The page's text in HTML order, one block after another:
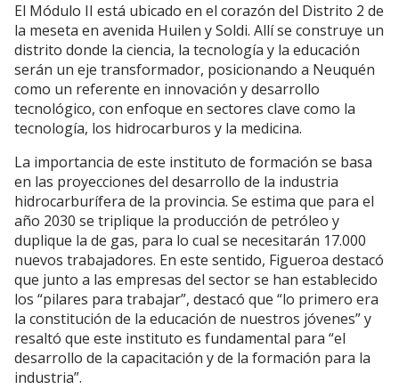
El Módulo II está ubicado en el corazón del Distrito 2 de
la meseta en avenida Huilen y Soldi. Allí se construye un
distrito donde la ciencia, la tecnología y la educación
serán un eje transformador, posicionando a Neuquén
como un referente en innovación y desarrollo
tecnológico, con enfoque en sectores clave como la
tecnología, los hidrocarburos y la medicina.
La importancia de este instituto de formación se basa
en las proyecciones del desarrollo de la industria
hidrocarburífera de la provincia. Se estima que para el
año 2030 se triplique la producción de petróleo y
duplique la de gas, para lo cual se necesitarán 17.000
nuevos trabajadores. En este sentido, Figueroa destacó
que junto a las empresas del sector se han establecido
los “pilares para trabajar”, destacó que “lo primero era
la constitución de la educación de nuestros jóvenes” y
resaltó que este instituto es fundamental para “el
desarrollo de la capacitación y de la formación para la
industria”.